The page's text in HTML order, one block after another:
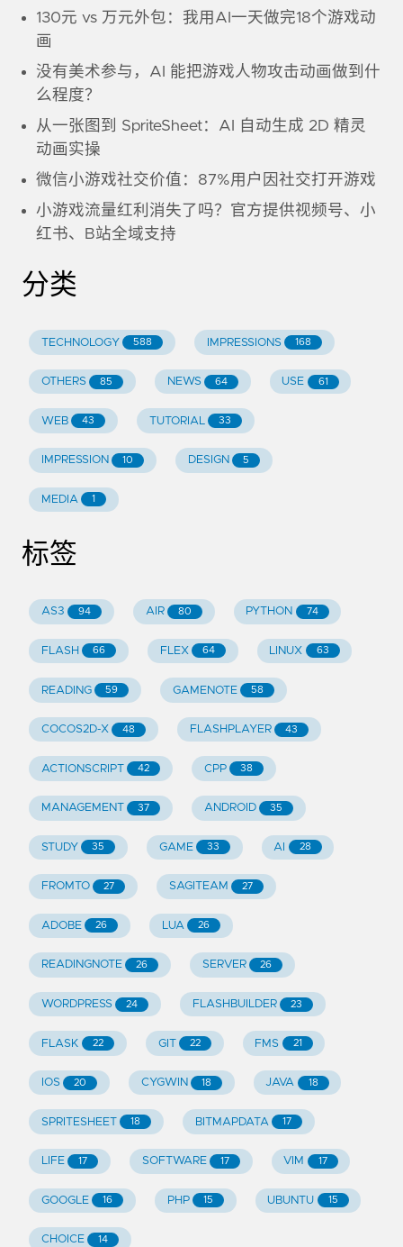
130元 vs 万元外包：我用AI一天做完18个游戏动
画
没有美术参与，AI 能把游戏人物攻击动画做到什
么程度？
从一张图到 SpriteSheet：AI 自动生成 2D 精灵
动画实操
微信小游戏社交价值：87%用户因社交打开游戏
小游戏流量红利消失了吗？官方提供视频号、小
红书、B站全域支持
分类
TECHNOLOGY 588 IMPRESSIONS 168
OTHERS 85 NEWS 64 USE 61
WEB 43 TUTORIAL 33
IMPRESSION 10 DESIGN 5
MEDIA 1
标签
AS3 94 AIR 80 PYTHON 74
FLASH 66 FLEX 64 LINUX 63
READING 59 GAMENOTE 58
COCOS2D-X 48 FLASHPLAYER 43
ACTIONSCRIPT 42 CPP 38
MANAGEMENT 37 ANDROID 35
STUDY 35 GAME 33 AI 28
FROMTO 27 SAGITEAM 27
ADOBE 26 LUA 26
READINGNOTE 26 SERVER 26
WORDPRESS 24 FLASHBUILDER 23
FLASK 22 GIT 22 FMS 21
IOS 20 CYGWIN 18 JAVA 18
SPRITESHEET 18 BITMAPDATA 17
LIFE 17 SOFTWARE 17 VIM 17
GOOGLE 16 PHP 15 UBUNTU 15
CHOICE 14